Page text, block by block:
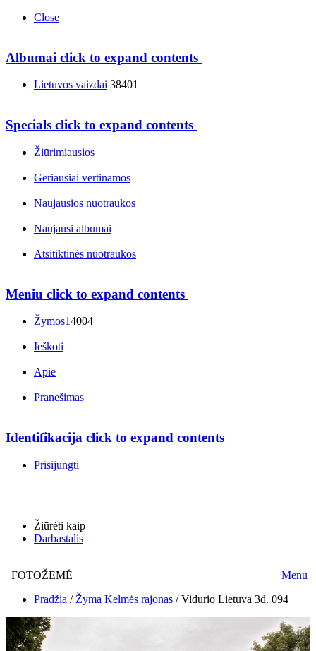
Close
Albumai click to expand contents
Lietuvos vaizdai 38401
Specials click to expand contents
Žiūrimiausios
Geriausiai vertinamos
Naujausios nuotraukos
Naujausi albumai
Atsitiktinės nuotraukos
Meniu click to expand contents
Žymos14004
Ieškoti
Apie
Pranešimas
Identifikacija click to expand contents
Prisijungti
Žiūrėti kaip
Darbastalis
FOTOŽEMĖ
Menu
Pradžia / Žyma Kelmės rajonas /Vidurio Lietuva 3d. 094